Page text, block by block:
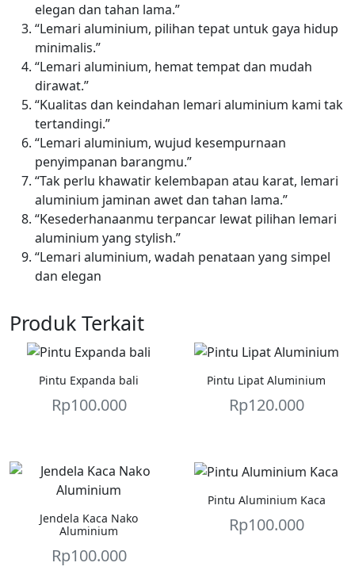
elegan dan tahan lama.”
“Lemari aluminium, pilihan tepat untuk gaya hidup
minimalis.”
“Lemari aluminium, hemat tempat dan mudah
dirawat.”
“Kualitas dan keindahan lemari aluminium kami tak
tertandingi.”
“Lemari aluminium, wujud kesempurnaan
penyimpanan barangmu.”
“Tak perlu khawatir kelembapan atau karat, lemari
aluminium jaminan awet dan tahan lama.”
“Kesederhanaanmu terpancar lewat pilihan lemari
aluminium yang stylish.”
“Lemari aluminium, wadah penataan yang simpel
dan elegan
Produk Terkait
Pintu Expanda bali
Rp100.000
Pintu Lipat Aluminium
Rp120.000
Jendela Kaca Nako
Aluminium
Rp100.000
Pintu Aluminium Kaca
Rp100.000